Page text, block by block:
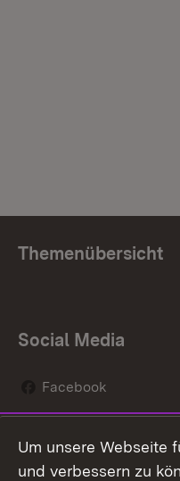
Themenübersicht
Social Media
Facebook
Social Wall
Um unsere Webseite
und verbessern zu